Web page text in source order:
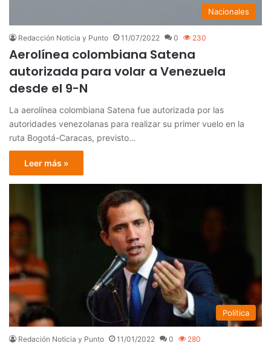
Nacionales
Redacción Noticia y Punto 11/07/2022 0 230
Aerolínea colombiana Satena
autorizada para volar a Venezuela
desde el 9-N
La aerolínea colombiana Satena fue autorizada por las
autoridades venezolanas para realizar su primer vuelo en la
ruta Bogotá-Caracas, previsto…
Leer más »
Política
Redación Noticia y Punto 11/01/2022 0 280